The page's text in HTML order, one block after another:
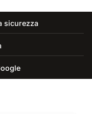
sicurezza